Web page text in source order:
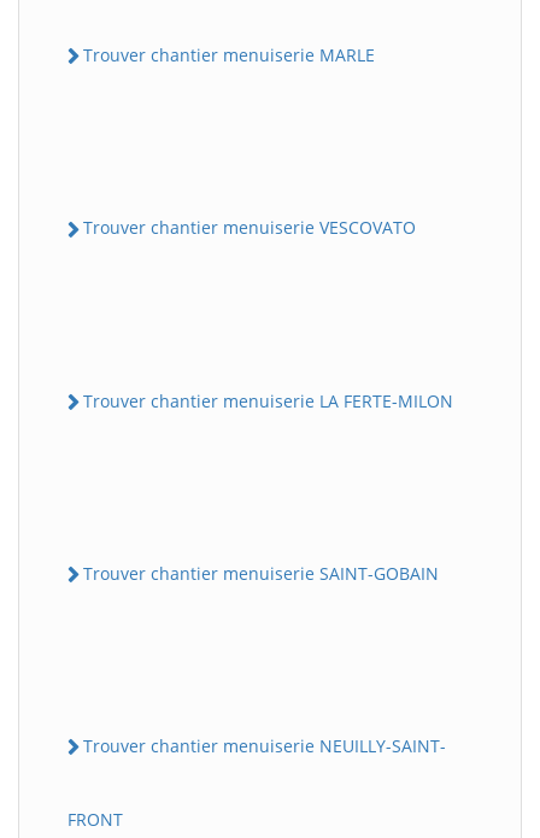
Trouver chantier menuiserie MARLE
Trouver chantier menuiserie VESCOVATO
Trouver chantier menuiserie LA FERTE-MILON
Trouver chantier menuiserie SAINT-GOBAIN
Trouver chantier menuiserie NEUILLY-SAINT-
FRONT